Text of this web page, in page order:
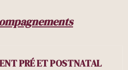
PRÉ ET POSTNATAL